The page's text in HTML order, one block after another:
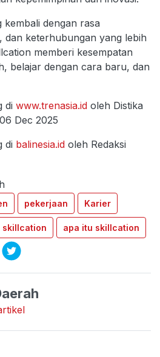
dengan rasa
dan keterhubungan yang lebih
memberi kesempatan
belajar dengan cara baru, dan
di www.trenasia.id oleh Distika
Dec 2025
di balinesia.id oleh Redaksi
pekerjaan Karier
skillcation apa itu skillcation